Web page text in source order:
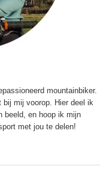
mountainbiker.
mij voorop. Hier deel ik
beeld, en hoop ik mijn
met jou te delen!